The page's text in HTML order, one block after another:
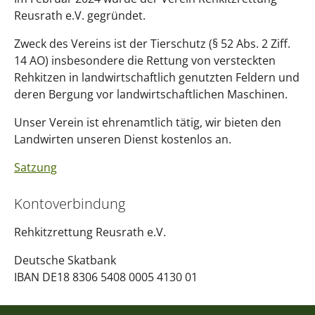
Reusrath e.V. gegründet.
Zweck des Vereins ist der Tierschutz (§ 52 Abs. 2 Ziff.
14 AO) insbesondere die Rettung von versteckten
Rehkitzen in landwirtschaftlich genutzten Feldern und
deren Bergung vor landwirtschaftlichen Maschinen.
Unser Verein ist ehrenamtlich tätig, wir bieten den
Landwirten unseren Dienst kostenlos an.
Satzung
Kontoverbindung
Rehkitzrettung Reusrath e.V.
Deutsche Skatbank
IBAN DE18 8306 5408 0005 4130 01